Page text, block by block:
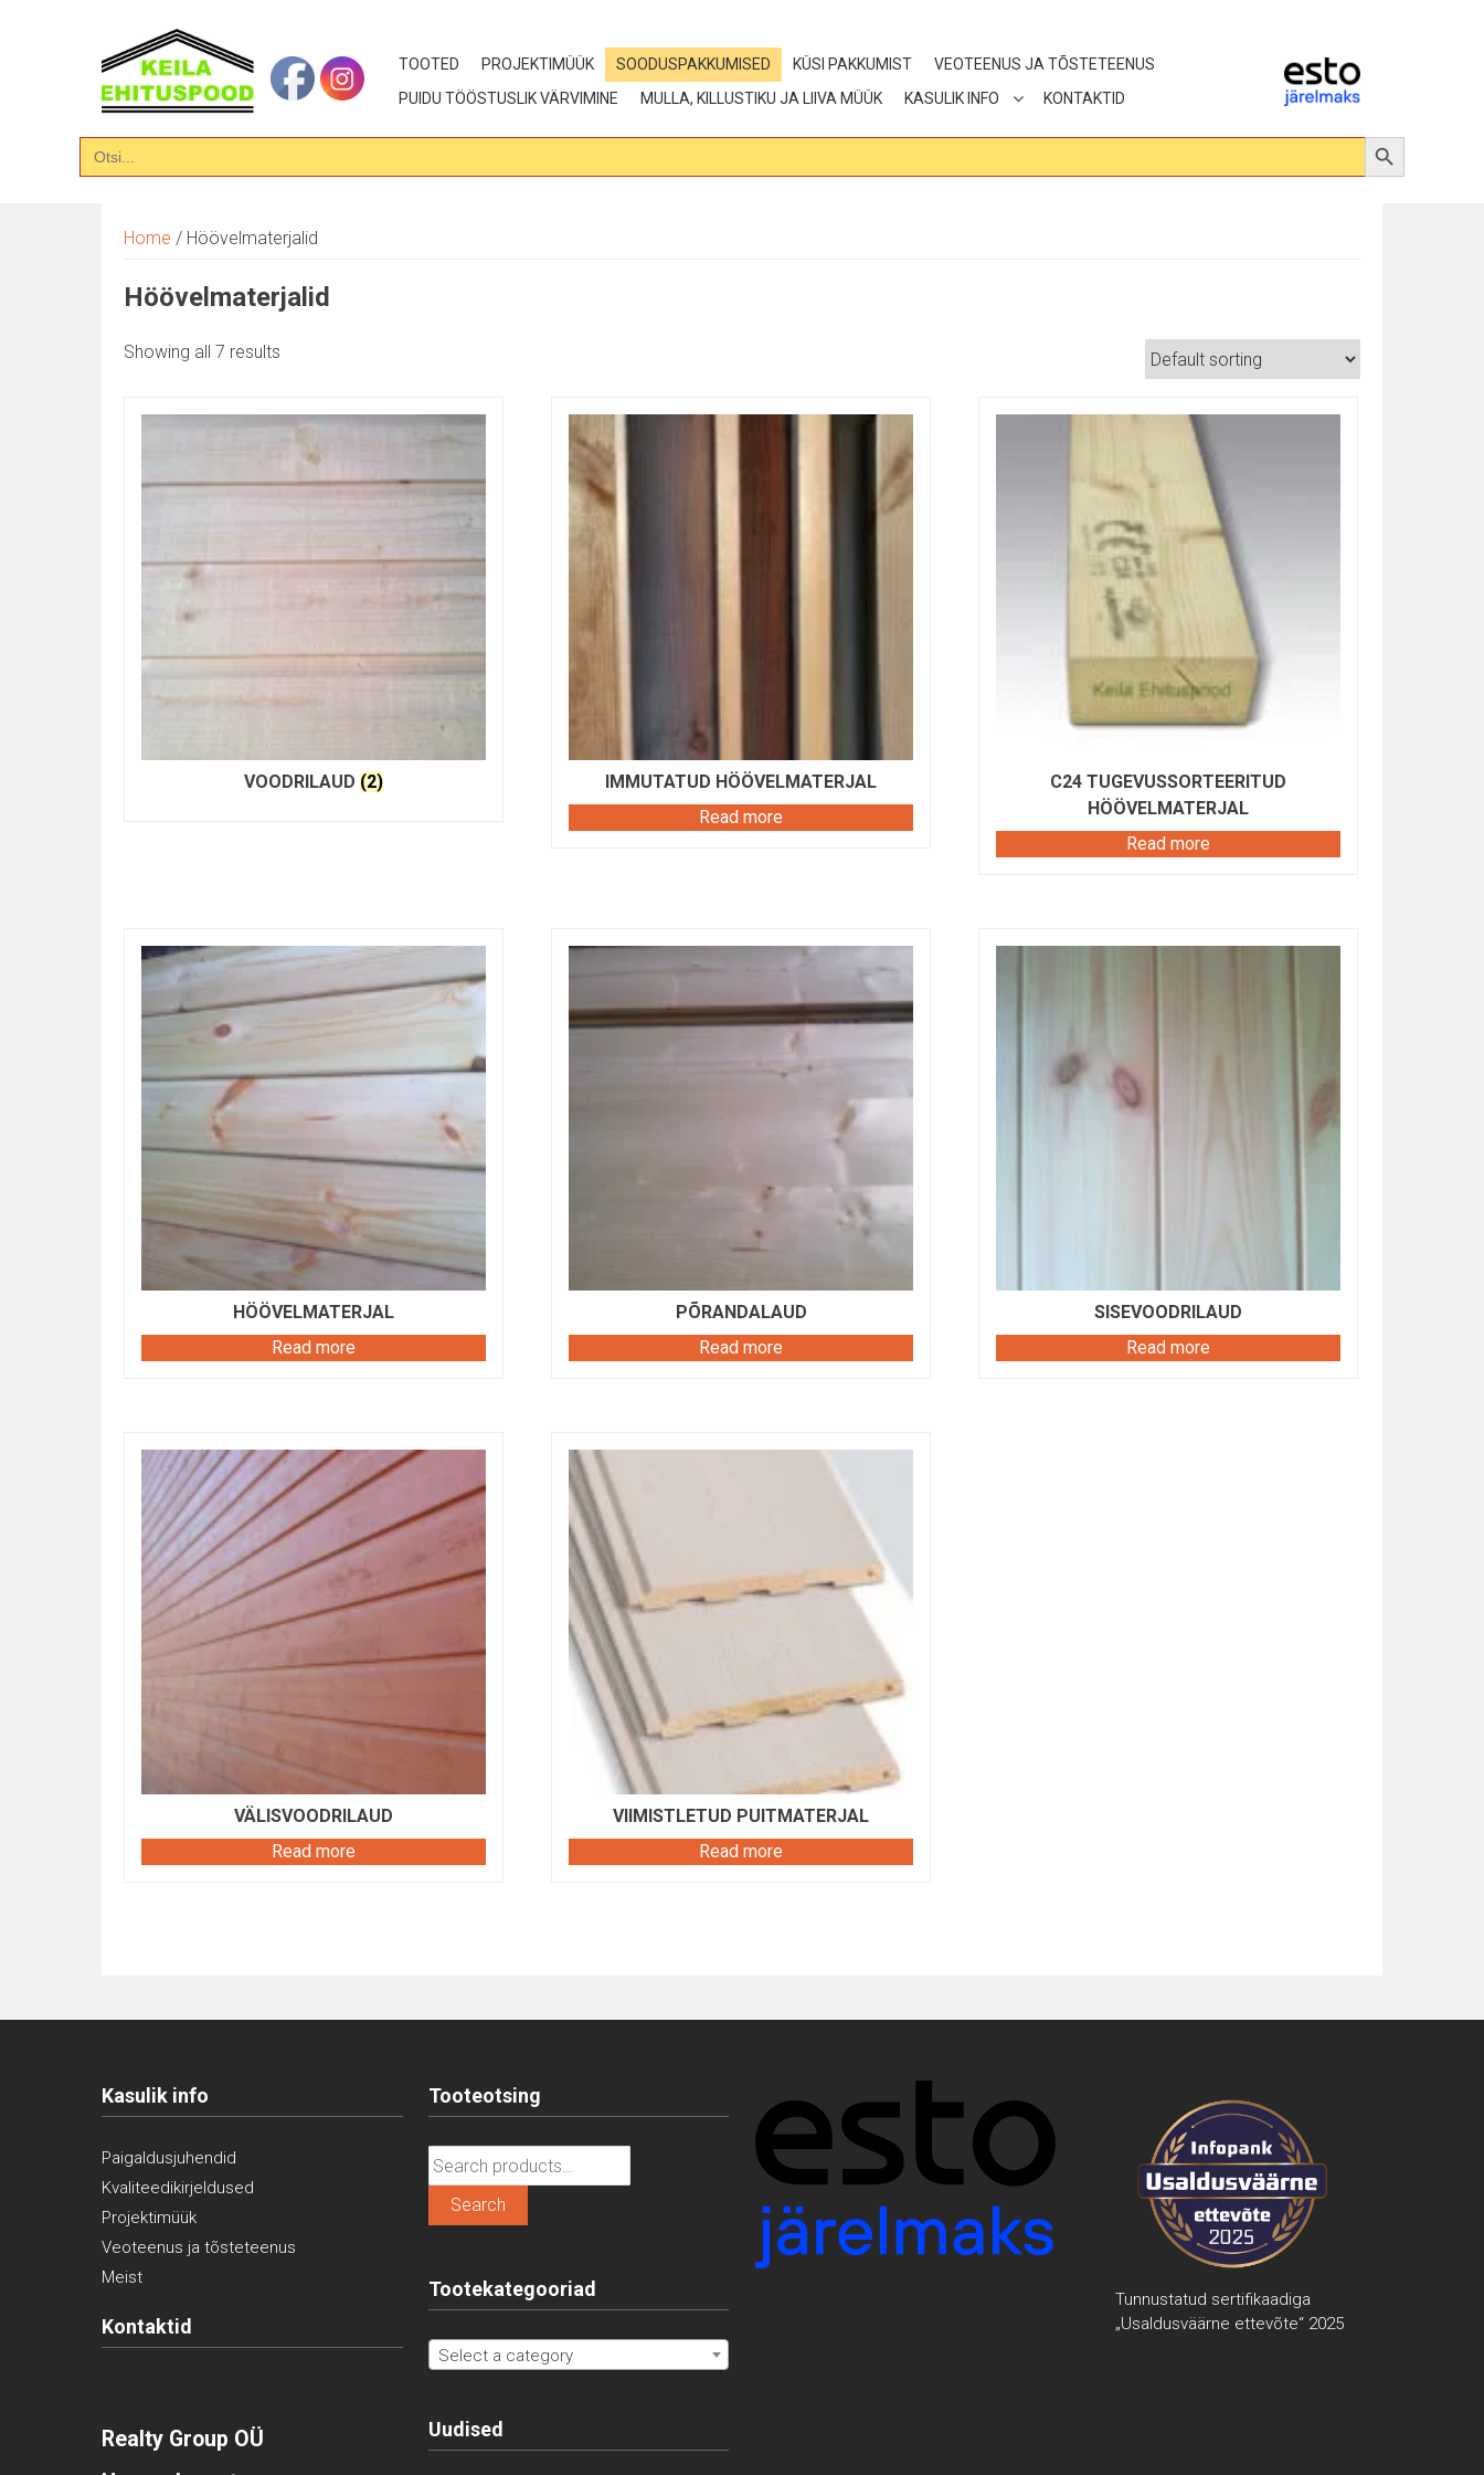
TOOTED PROJEKTIMÜÜK SOODUSPAKKUMISED KÜSI PAKKUMIST
VEOTEENUS JA TÕSTETEENUS
PUIDU TÖÖSTUSLIK VÄRVIMINE
MULLA, KILLUSTIKU JA LIIVA MÜÜK KASULIK INFO KONTAKTID
Search
for:
Search Button
Home / Höövelmaterjalid
Höövelmaterjalid
Showing all 7 results
VOODRILAUD (2)
IMMUTATUD HÖÖVELMATERJAL
Read more
C24 TUGEVUSSORTEERITUD
HÖÖVELMATERJAL
Read more
HÖÖVELMATERJAL
Read more
PÕRANDALAUD
Read more
SISEVOODRILAUD
Read more
VÄLISVOODRILAUD
Read more
VIIMISTLETUD PUITMATERJAL
Read more
Kasulik info
Paigaldusjuhendid
Kvaliteedikirjeldused
Projektimüük
Veoteenus ja tõsteteenus
Meist
Kontaktid
Realty Group OÜ
Tooteotsing
Search
for:
Search
Tootekategooriad
Select a category
Uudised
Tunnustatud sertifikaadiga
„Usaldusväärne ettevõte“ 2025